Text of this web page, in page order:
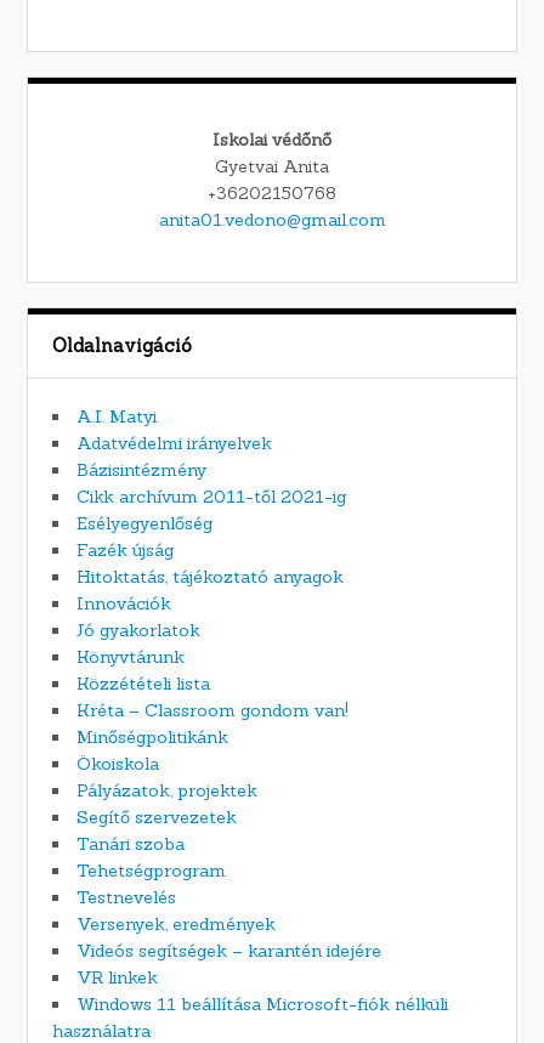
Iskolai védőnő
Gyetvai Anita
+36202150768
anita01.vedono@gmail.com
Oldalnavigáció
A.I. Matyi
Adatvédelmi irányelvek
Bázisintézmény
Cikk archívum 2011-től 2021-ig
Esélyegyenlőség
Fazék újság
Hitoktatás, tájékoztató anyagok
Innovációk
Jó gyakorlatok
Könyvtárunk
Közzétételi lista
Kréta – Classroom gondom van!
Minőségpolitikánk
Ökoiskola
Pályázatok, projektek
Segítő szervezetek
Tanári szoba
Tehetségprogram
Testnevelés
Versenyek, eredmények
Videós segítségek – karantén idejére
VR linkek
Windows 11 beállítása Microsoft-fiók nélküli
használatra